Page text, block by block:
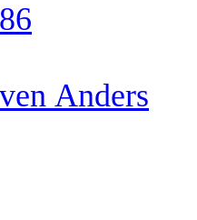
Anders